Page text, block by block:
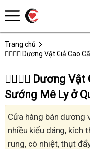
Trang chủ
👩‍❤️‍💋‍👨 Dương Vật Giả Cao
👩‍❤️‍💋‍👨 Dương
Sướng Mê Ly ở
Cửa hàng bán dương
nhiều kiểu dáng, kích
rung, có nhiệt, thụt